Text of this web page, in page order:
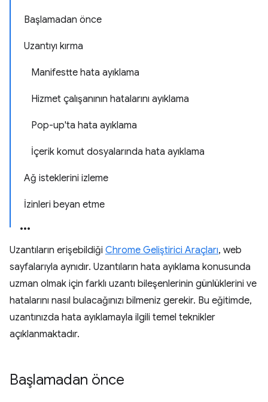
Başlamadan önce
Uzantıyı kırma
Manifestte hata ayıklama
Hizmet çalışanının hatalarını ayıklama
Pop-up'ta hata ayıklama
İçerik komut dosyalarında hata ayıklama
Ağ isteklerini izleme
İzinleri beyan etme
Uzantıların erişebildiği Chrome Geliştirici Araçları, web
sayfalarıyla aynıdır. Uzantıların hata ayıklama konusunda
uzman olmak için farklı uzantı bileşenlerinin günlüklerini ve
hatalarını nasıl bulacağınızı bilmeniz gerekir. Bu eğitimde,
uzantınızda hata ayıklamayla ilgili temel teknikler
açıklanmaktadır.
Başlamadan önce